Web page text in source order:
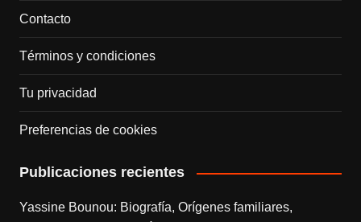
Contacto
Términos y condiciones
Tu privacidad
Preferencias de cookies
Publicaciones recientes
Yassine Bounou: Biografía, Orígenes familiares,